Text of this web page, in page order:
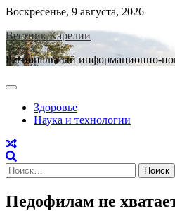
Skip
content
Воскресенье, 9 августа, 2026
Вестник Карелии
Региональный информационно-
Здоровье
Наука и технологии
Найти:
Педофилам не